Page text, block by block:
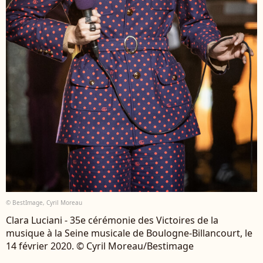
© BestImage, Cyril Moreau
Clara Luciani - 35e cérémonie des Victoires de la
musique à la Seine musicale de Boulogne-Billancourt, le
14 février 2020. © Cyril Moreau/Bestimage